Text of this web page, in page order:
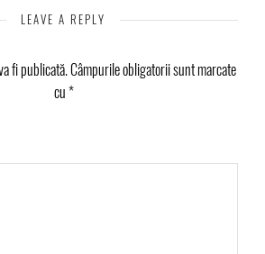
LEAVE A REPLY
fi publicată.Câmpurile obligatorii sunt marcate
cu*